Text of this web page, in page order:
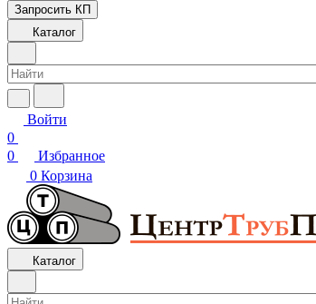
Запросить КП
Каталог
Войти
0
0
Избранное
0 Корзина
Каталог